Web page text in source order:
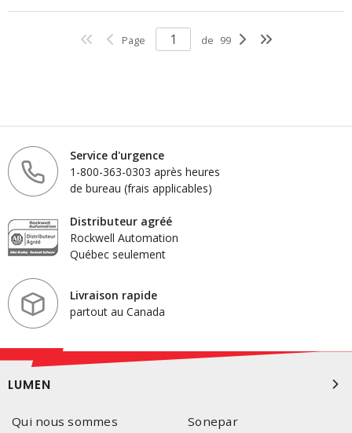
Page de 99
Service d'urgence
1-800-363-0303 après heures
de bureau (frais applicables)
Distributeur agréé
Rockwell Automation
Québec seulement
Livraison rapide
partout au Canada
LUMEN
Qui nous sommes
Sonepar